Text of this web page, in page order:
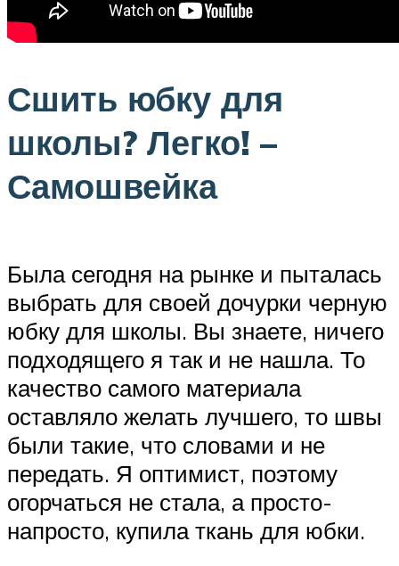
Сшить юбку для
школы? Легко! –
Самошвейка
Была сегодня на рынке и пыталась
выбрать для своей дочурки черную
юбку для школы. Вы знаете, ничего
подходящего я так и не нашла. То
качество самого материала
оставляло желать лучшего, то швы
были такие, что словами и не
передать. Я оптимист, поэтому
огорчаться не стала, а просто-
напросто, купила ткань для юбки.